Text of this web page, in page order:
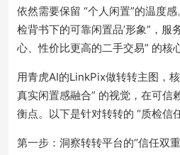
依然需要保留 “个人闲置”的温度
检背书下的可靠闲置品’形象”，服
心、性价比更高的二手交易” 的核
用青虎AI的LinkPix做转转主图，
真实闲置感融合” 的视觉，在可信
衡点。以下是针对转转的 “质检信
第一步：洞察转转平台的“信任双